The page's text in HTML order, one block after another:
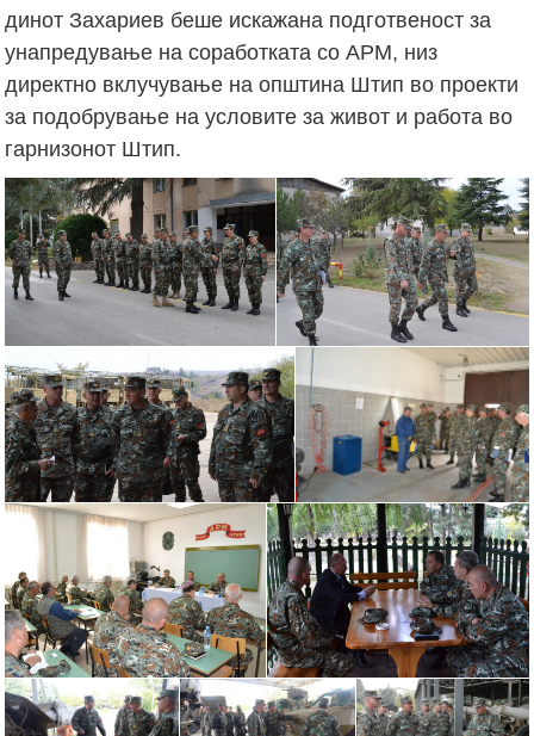
динот Захариев беше искажана подготвеност за
унапредување на соработката со АРМ, низ
директно вклучување на општина Штип во проекти
за подобрување на условите за живот и работа во
гарнизонот Штип.